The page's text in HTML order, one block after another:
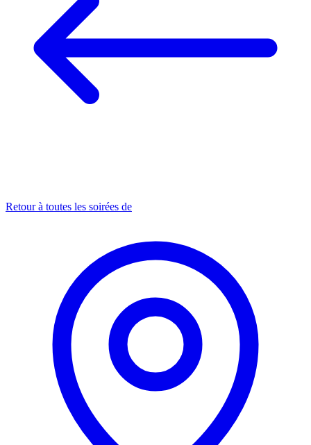
Retour à toutes les soirées de